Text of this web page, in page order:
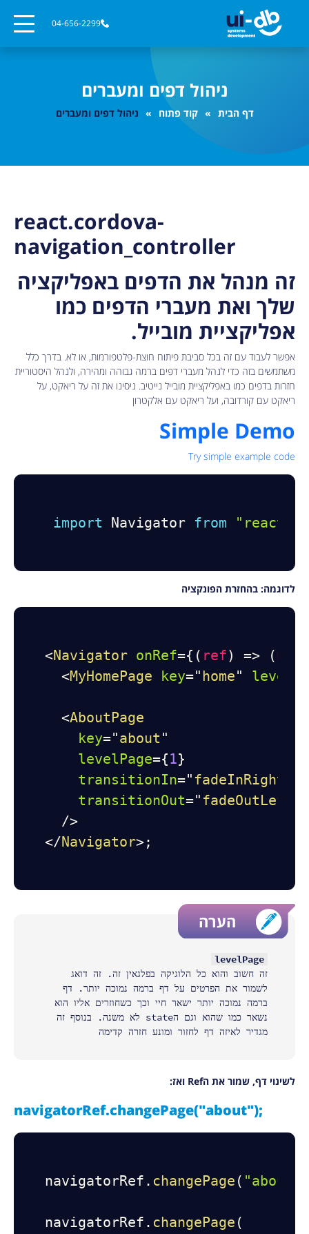
04-656-2299
ניהול דפים ומעברים
דף הבית קוד פתוח ניהול דפים ומעברים
react.cordova-
navigation_controller
זה מנהל את הדפים באפליקציה
שלך ואת מעברי הדפים כמו
אפליקציית מובייל.
אפשר לעבוד עם זה בכל סביבת פיתוח חוצת-פלטפורמות, או לא. בדרך כלל
משתמשים בזה כדי לנהל מעברי דפים ברמה גבוהה ומהירה, ולנהל היסטוריית
חזרות בדפים כמו באפליקציית מובייל נייטיב. ניסינו את זה על ריאקט, על
ריאקט עם קורדובה, ועל ריאקט עם אלקטרון
Simple Demo
Try simple example code
import Navigator from
לדוגמה: בהחזרת הפונקציה
<Navigator onRef={ ( ref) => (
<MyHomePage key=" home"
<AboutPage
key="about "
levelPage={1}
transitionIn=" fadeInRight
transitionOut=" fadeOutLeft
/>
</Navigator>;
הערה
levelPage
זה חשוב והוא כל הלוגיקה בפלגאין זה. זה דואג
לשמור את הפרטים על דף ברמה נמוכה יותר. דף
ברמה נמוכה יותר ישאר חיי וכך כשחוזרים אליו הוא
נשאר כמו שהוא וגם הstate לא משנה. בנוסף זה
מגדיר לאיזה דף לחזור ומונע חזרה קדימה
לשינוי דף, שמור את הRef ואז:
navigatorRef.changePage("about");
navigatorRef . changePage ( "about"
navigatorRef . changePage (